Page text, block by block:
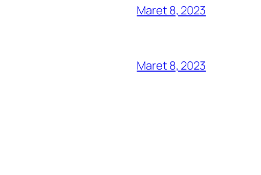
Maret 8, 2023
Maret 8, 2023